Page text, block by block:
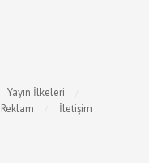
Yayın İlkeleri
Reklam İletişim